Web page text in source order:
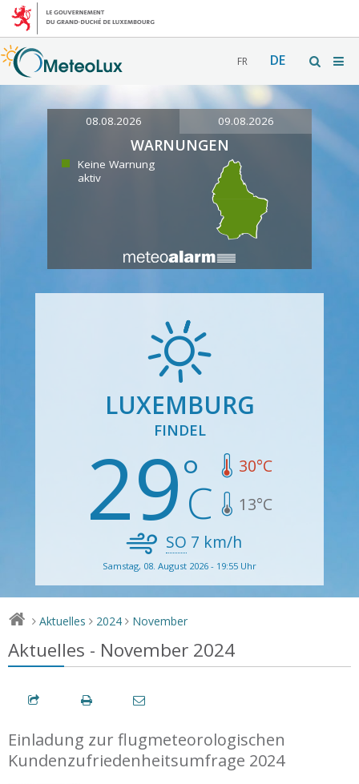
FR DE
08.08.2026 09.08.2026
WARNUNGEN
Keine Warnung
aktiv
LUXEMBURG
FINDEL
29 30°C
13°C
SO 7 km/h
Samstag, 08. August 2026 - 19:55 Uhr
> Aktuelles > 2024 > November
Aktuelles - November 2024
Einladung zur flugmeteorologischen
Kundenzufriedenheitsumfrage 2024